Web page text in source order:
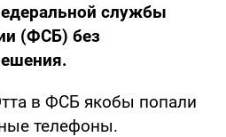
службы
(ФСБ) без
в ФСБ якобы попали
телефоны.